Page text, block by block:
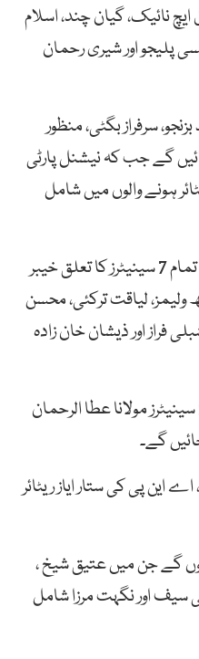
نائیک، گیان چند، اسلام
پلیجو اور شیری رحمان
سرفراز بگٹی، منظور
گے جب کہ نیشنل پارٹی
ہونے والوں میں شامل
پی ٹی آئی کے ریٹائرڈ ہونے والے تمام 7 سینیٹرز کا تعلق خیبر
لیاقت ترکئی، محسن
فراز اور ذیشان خان زادہ
جمعیت علما اسلام (ف) کے 2 سینیٹرز مولانا عطا الرحمان
گے۔
پی کی ستار ایاز ریٹائر
ریٹائر ہوں گے جن میں عتیق شیخ ،
اور نگہت مرزا شامل